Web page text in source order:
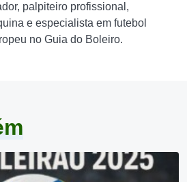
palpiteiro profissional,
e especialista em futebol
no Guia do Boleiro.